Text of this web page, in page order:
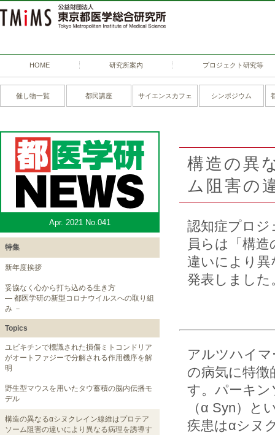
HOME 研究所案内 プロジェクト研究等
催し物一覧 都民講座 サイエンスカフェ シンポジウム
Apr. 2021 No.041
特集
新年度挨拶
妥協なく心から打ち込める生き方
― 都医学研の新型コロナウイルスへの取り組
み －
Topics
ユビキチンで標識された損傷ミトコンドリア
がオートファジーで分解される作用機序を解
明
野生型マウスを用いたタウ蓄積の脳内伝播モ
デル
構造の異なるαシヌクレイン線維はプロテア
ソーム阻害の違いにより異なる病理を誘導す
構造の異
ム阻害の
認知症プロジ
員らは「構
違いにより異
発表しました
アルツハイ
の病気に特徴
す。パーキ
（α Syn）と
疾患はαシヌ